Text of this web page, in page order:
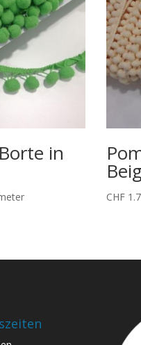
in
CHF